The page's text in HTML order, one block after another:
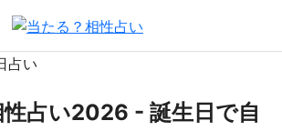
占い2026 - 誕生日で自